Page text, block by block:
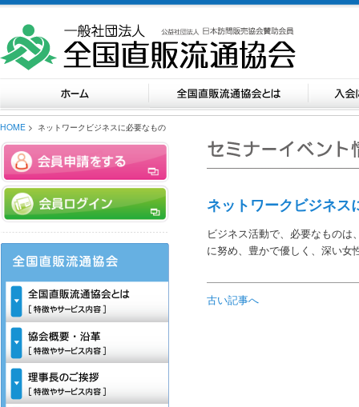
HOME > ネットワークビジネスに必要なもの
ネットワークビジネ
ビジネス活動で、必要なもの
に努め、豊かで優しく、深い
古い記事へ